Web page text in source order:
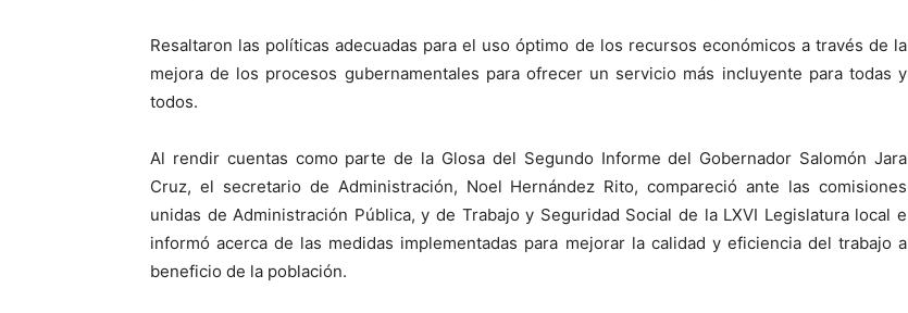
Resaltaron las políticas adecuadas para el uso óptimo de los recursos económicos a través de la
mejora de los procesos gubernamentales para ofrecer un servicio más incluyente para todas y
todos.
Al rendir cuentas como parte de la Glosa del Segundo Informe del Gobernador Salomón Jara
Cruz, el secretario de Administración, Noel Hernández Rito, compareció ante las comisiones
unidas de Administración Pública, y de Trabajo y Seguridad Social de la LXVI Legislatura local e
informó acerca de las medidas implementadas para mejorar la calidad y eficiencia del trabajo a
beneficio de la población.